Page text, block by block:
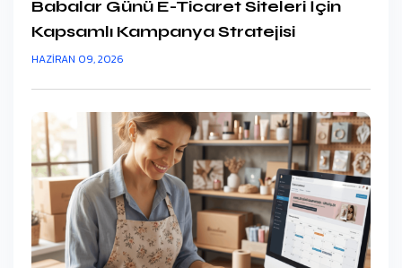
Babalar Günü E-Ticaret Siteleri İçin
Kapsamlı Kampanya Stratejisi
HAZIRAN 09, 2026